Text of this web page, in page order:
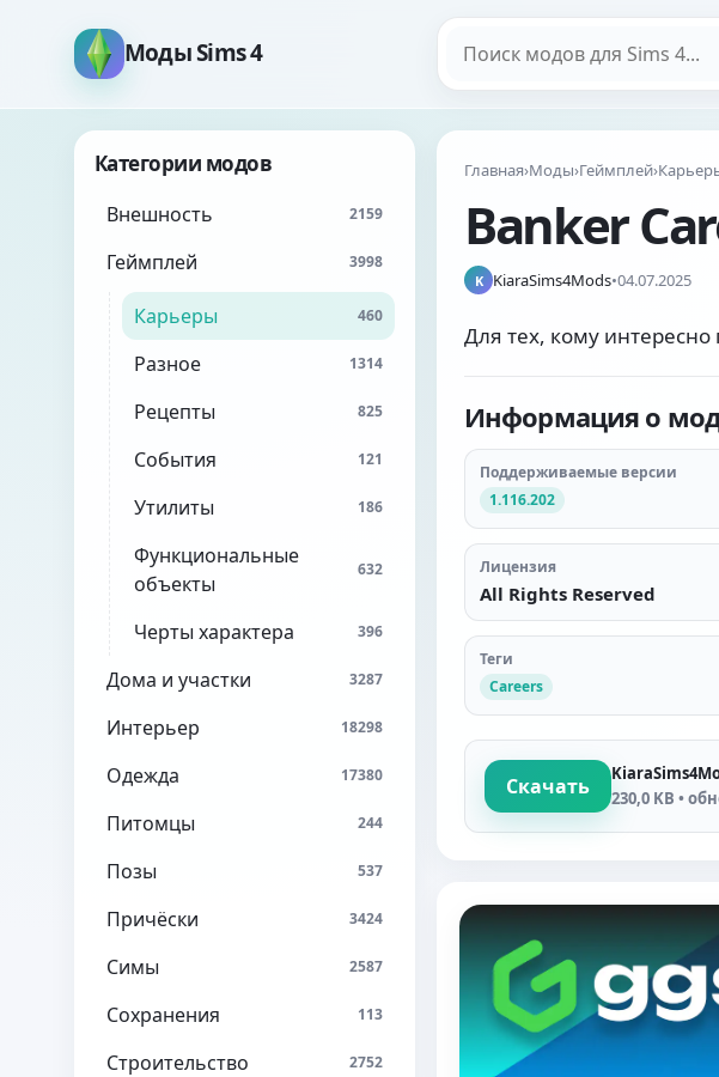
Моды Sims 4
Категории модов
Внешность 2159
Геймплей 3998
Карьеры 460
Разное 1314
Рецепты 825
События 121
Утилиты 186
Функциональные
объекты
632
Черты характера 396
Дома и участки 3287
Интерьер 18298
Одежда 17380
Питомцы 244
Позы 537
Причёски 3424
Симы 2587
Сохранения 113
Строительство 2752
Главная›Моды›Геймплей›
Banker
K KiaraSims4Mods•04.07.2025
Для тех, кому
Информация о
Поддерживаемые версии
1.116.202
Лицензия
All Rights Reserved
Теги
Careers
Скачать
230,0 KB •